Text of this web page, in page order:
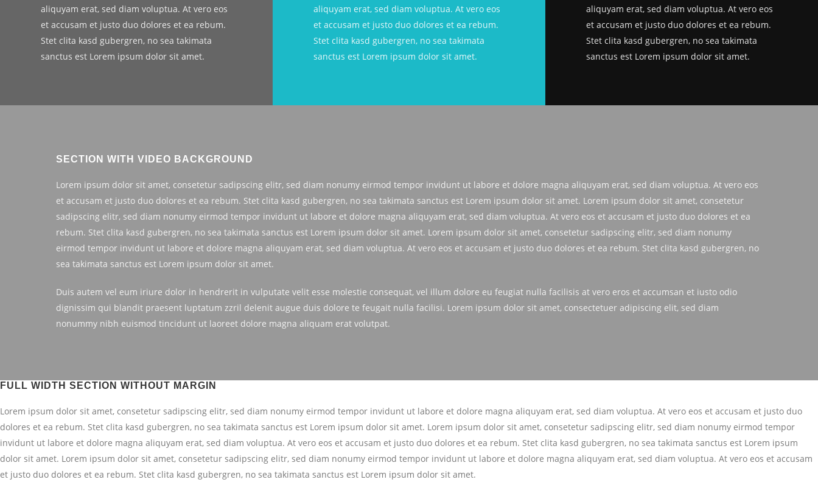
aliquyam erat, sed diam voluptua. At vero eos
et accusam et justo duo dolores et ea rebum.
Stet clita kasd gubergren, no sea takimata
sanctus est Lorem ipsum dolor sit amet.
aliquyam erat, sed diam voluptua. At vero eos
et accusam et justo duo dolores et ea rebum.
Stet clita kasd gubergren, no sea takimata
sanctus est Lorem ipsum dolor sit amet.
aliquyam erat, sed diam voluptua. At vero eos
et accusam et justo duo dolores et ea rebum.
Stet clita kasd gubergren, no sea takimata
sanctus est Lorem ipsum dolor sit amet.
SECTION WITH VIDEO BACKGROUND
Lorem ipsum dolor sit amet, consetetur sadipscing elitr, sed diam nonumy eirmod tempor invidunt ut labore et dolore magna aliquyam erat, sed diam voluptua. At vero eos
et accusam et justo duo dolores et ea rebum. Stet clita kasd gubergren, no sea takimata sanctus est Lorem ipsum dolor sit amet. Lorem ipsum dolor sit amet, consetetur
sadipscing elitr, sed diam nonumy eirmod tempor invidunt ut labore et dolore magna aliquyam erat, sed diam voluptua. At vero eos et accusam et justo duo dolores et ea
rebum. Stet clita kasd gubergren, no sea takimata sanctus est Lorem ipsum dolor sit amet. Lorem ipsum dolor sit amet, consetetur sadipscing elitr, sed diam nonumy
eirmod tempor invidunt ut labore et dolore magna aliquyam erat, sed diam voluptua. At vero eos et accusam et justo duo dolores et ea rebum. Stet clita kasd gubergren, no
sea takimata sanctus est Lorem ipsum dolor sit amet.
Duis autem vel eum iriure dolor in hendrerit in vulputate velit esse molestie consequat, vel illum dolore eu feugiat nulla facilisis at vero eros et accumsan et iusto odio
dignissim qui blandit praesent luptatum zzril delenit augue duis dolore te feugait nulla facilisi. Lorem ipsum dolor sit amet, consectetuer adipiscing elit, sed diam
nonummy nibh euismod tincidunt ut laoreet dolore magna aliquam erat volutpat.
FULL WIDTH SECTION WITHOUT MARGIN
Lorem ipsum dolor sit amet, consetetur sadipscing elitr, sed diam nonumy eirmod tempor invidunt ut labore et dolore magna aliquyam erat, sed diam voluptua. At vero eos et accusam et justo duo
dolores et ea rebum. Stet clita kasd gubergren, no sea takimata sanctus est Lorem ipsum dolor sit amet. Lorem ipsum dolor sit amet, consetetur sadipscing elitr, sed diam nonumy eirmod tempor
invidunt ut labore et dolore magna aliquyam erat, sed diam voluptua. At vero eos et accusam et justo duo dolores et ea rebum. Stet clita kasd gubergren, no sea takimata sanctus est Lorem ipsum
dolor sit amet. Lorem ipsum dolor sit amet, consetetur sadipscing elitr, sed diam nonumy eirmod tempor invidunt ut labore et dolore magna aliquyam erat, sed diam voluptua. At vero eos et accusam
et justo duo dolores et ea rebum. Stet clita kasd gubergren, no sea takimata sanctus est Lorem ipsum dolor sit amet.